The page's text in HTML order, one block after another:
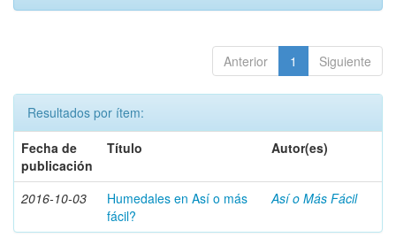
Anterior 1 Siguiente
Resultados por ítem:
Fecha de
publicación
Título Autor(es)
2016-10-03
Humedales en Así o más
fácil?
Así o Más Fácil